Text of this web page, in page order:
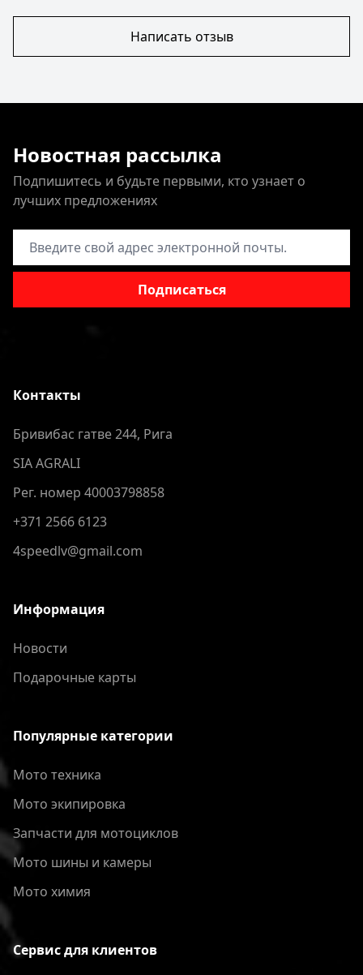
Написать отзыв
Новостная рассылка
Подпишитесь и будьте первыми, кто узнает о
лучших предложениях
Адрес электронной почты
Подписаться
Контакты
Бривибас гатве 244, Рига
SIA AGRALI
Рег. номер 40003798858
+371 2566 6123
4speedlv@gmail.com
Информация
Новости
Подарочные карты
Популярные категории
Мото техника
Мото экипировка
Запчасти для мотоциклов
Мото шины и камеры
Мото химия
Сервис для клиентов